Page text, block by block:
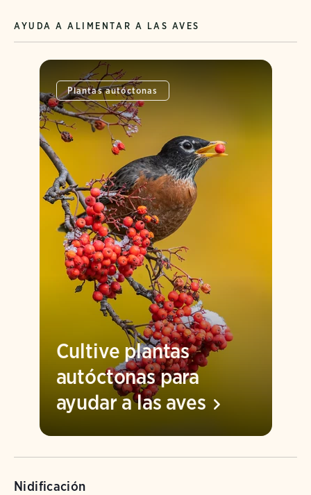
AYUDA A ALIMENTAR A LAS AVES
Plantas autóctonas
Cultive plantas
autóctonas para
ayudar a las aves
Nidificación